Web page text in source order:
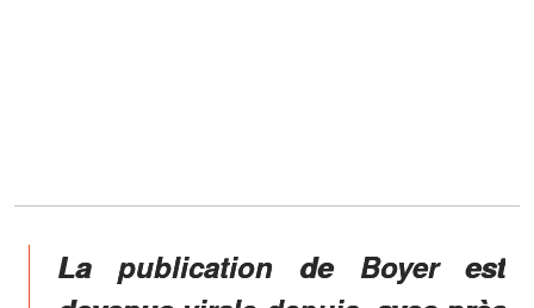
La publication de Boyer est